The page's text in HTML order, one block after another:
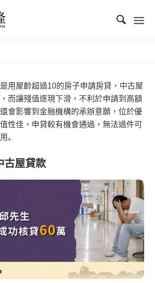
用屋齡超過10的房子申請房貸，中古屋
而讓殘值逐現下滑，不利於申請到高額
會影響到金融機構的承辦意願，位於優
性佳，申貸較有機會通過，無法過件可
。
古屋貸款